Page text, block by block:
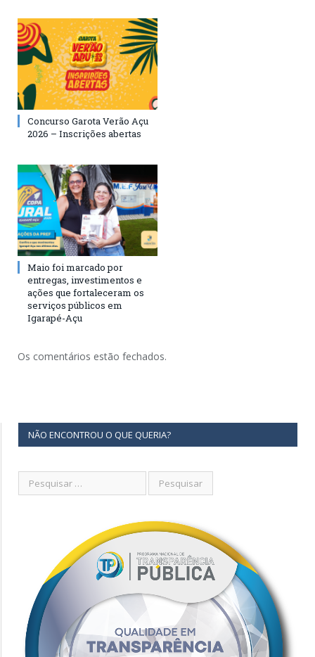
Concurso Garota Verão Açu
2026 – Inscrições abertas
Maio foi marcado por
entregas, investimentos e
ações que fortaleceram os
serviços públicos em
Igarapé-Açu
Os comentários estão fechados.
NÃO ENCONTROU O QUE QUERIA?